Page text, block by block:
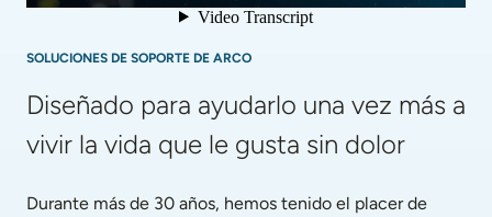
SOLUCIONES DE SOPORTE DE ARCO
Diseñado para ayudarlo una vez más a
vivir la vida que le gusta sin dolor
Durante más de 30 años, hemos tenido el placer de